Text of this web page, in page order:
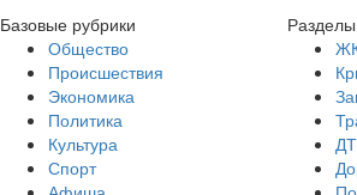
Базовые рубрики
Общество
Происшествия
Экономика
Политика
Культура
Спорт
Разделы